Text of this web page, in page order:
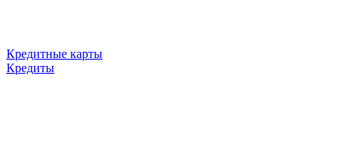
Кредитные карты
Кредиты